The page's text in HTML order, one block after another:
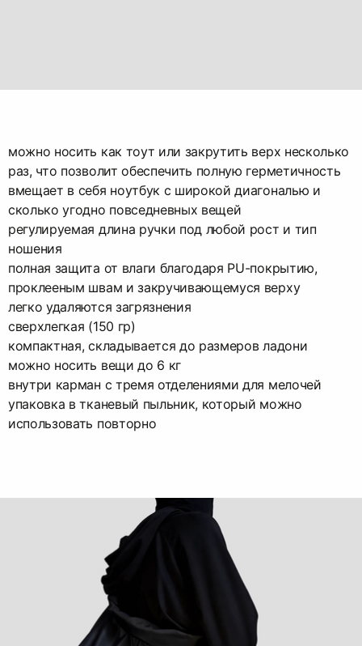
можно носить как тоут или закрутить верх несколько
раз, что позволит обеспечить полную герметичность
вмещает в себя ноутбук с широкой диагональю и
сколько угодно повседневных вещей
регулируемая длина ручки под любой рост и тип
ношения
полная защита от влаги благодаря PU-покрытию,
проклееным швам и закручивающемуся верху
легко удаляются загрязнения
сверхлегкая (150 гр)
компактная, складывается до размеров ладони
можно носить вещи до 6 кг
внутри карман с тремя отделениями для мелочей
упаковка в тканевый пыльник, который можно
использовать повторно